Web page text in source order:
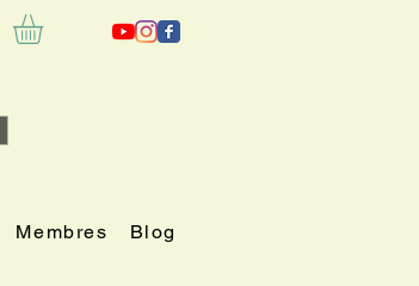
Membres Blog